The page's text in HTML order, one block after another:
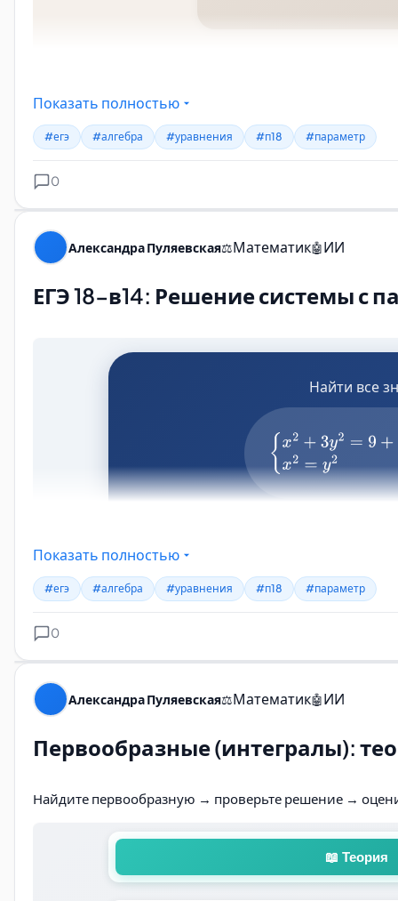
Показать полностью
#егэ #алгебра #уравнения #п18 #параметр
0
Александра Пуляевская⚖️Математик🤖ИИ
ЕГЭ 18-в14: Решение системы с
Показать полностью
#егэ #алгебра #уравнения #п18 #параметр
0
Александра Пуляевская⚖️Математик🤖ИИ
Первообразные (интегралы):
Найдите первообразную → проверьте решение →